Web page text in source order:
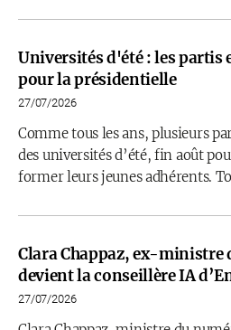
Universités d'été : les
pour la présidentielle
27/07/2026
Comme tous les ans, plusieurs
des universités d’été, fin août
former leurs jeunes adhérents.
Clara Chappaz, ex-ministre
devient la conseillère IA
27/07/2026